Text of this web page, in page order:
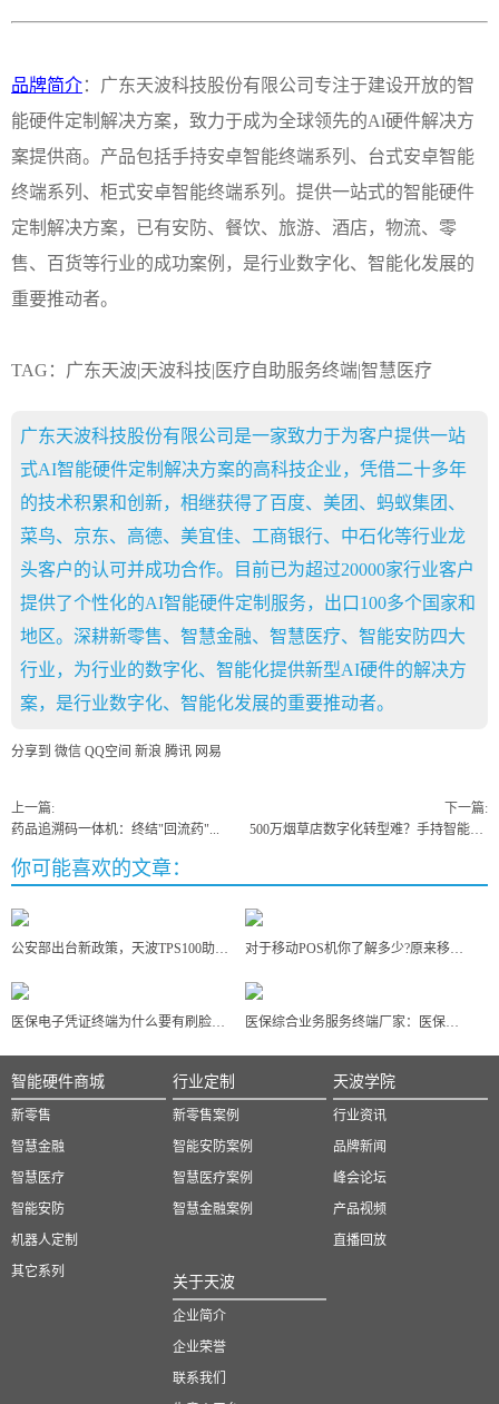
品牌简介：广东天波科技股份有限公司专注于建设开放的智
能硬件定制解决方案，致力于成为全球领先的Al硬件解决方
案提供商。产品包括手持安卓智能终端系列、台式安卓智能
终端系列、柜式安卓智能终端系列。提供一站式的智能硬件
定制解决方案，已有安防、餐饮、旅游、酒店，物流、零
售、百货等行业的成功案例，是行业数字化、智能化发展的
重要推动者。
TAG：广东天波|天波科技|医疗自助服务终端|智慧 医疗
广东天波科技股份有限公司是一家致力于为客户提供一站
式AI智能硬件定制解决方案的高科技企业，凭借二十多年
的技术积累和创新，相继获得了百度、美团、蚂蚁集团、
菜鸟、京东、高德、美宜佳、工商银行、中石化等行业龙
头客户的认可并成功合作。目前已为超过20000家行业客户
提供了个性化的AI智能硬件定制服务，出口100多个国家和
地区。深耕新零售、智慧金融、智慧医疗、智能安防四大
行业，为行业的数字化、智能化提供新型AI硬件的解决方
案，是行业数字化、智能化发展的重要推动者。
分享到 微信 QQ空间 新浪 腾讯 网易
上一篇:
药品追溯码一体机：终结"回流药"...
下一篇:
你可能喜欢的文章：
智能硬件商城
新零售
智慧金融
智慧医疗
智能安防
机器人定制
其它系列
行业定制
新零售案例
智能安防案例
智慧医疗案例
智慧金融案例
天波学院
行业资讯
品牌新闻
峰会论坛
产品视频
直播回放
关于天波
企业简介
企业荣誉
联系我们